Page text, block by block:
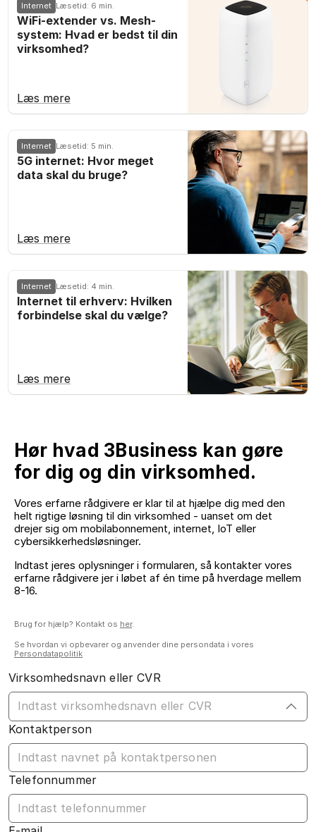
Internet Læsetid: 6 min.
WiFi-extender vs. Mesh-
system: Hvad er bedst til din
virksomhed?
Læs mere
Internet Læsetid: 5 min.
5G internet: Hvor meget
data skal du bruge?
Læs mere
Internet Læsetid: 4 min.
Internet til erhverv: Hvilken
forbindelse skal du vælge?
Læs mere
Hør hvad 3Business kan gøre
for dig og din virksomhed.
Vores erfarne rådgivere er klar til at hjælpe dig med den
helt rigtige løsning til din virksomhed - uanset om det
drejer sig om mobilabonnement, internet, IoT eller
cybersikkerhedsløsninger.
Indtast jeres oplysninger i formularen, så kontakter vores
erfarne rådgivere jer i løbet af én time på hverdage mellem
8-16.
Brug for hjælp? Kontakt os her.
Se hvordan vi opbevarer og anvender dine persondata i vores
Persondatapolitik
Virksomhedsnavn eller CVR
Kontaktperson
Telefonnummer